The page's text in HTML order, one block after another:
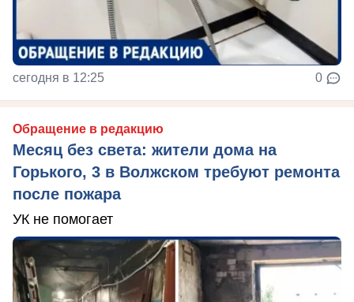
сегодня в 12:25 0
Обращение в редакцию
Месяц без света: жители дома на
Горького, 3 в Волжском требуют ремонта
после пожара
УК не помогает